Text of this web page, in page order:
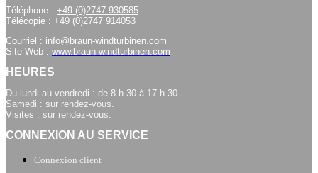
Téléphone : +49 (0)2747 930585
Télécopie : +49 (0)2747 914053
Courriel : info@braun-windturbinen.com
Site Web : www.braun-windturbinen.com
HEURES
Du lundi au vendredi : de 8 h 30 à 17 h 30
Samedi : sur rendez-vous.
Visites : sur rendez-vous.
CONNEXION AU SERVICE
Connexion client